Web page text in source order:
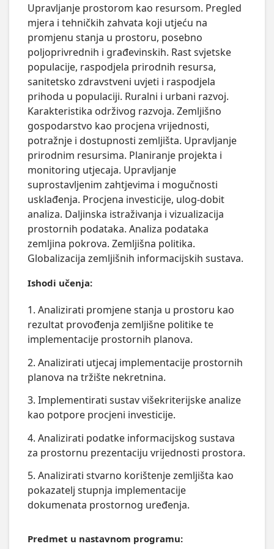
Upravljanje prostorom kao resursom. Pregled
mjera i tehničkih zahvata koji utjeću na
promjenu stanja u prostoru, posebno
poljoprivrednih i građevinskih. Rast svjetske
populacije, raspodjela prirodnih resursa,
sanitetsko zdravstveni uvjeti i raspodjela
prihoda u populaciji. Ruralni i urbani razvoj.
Karakteristika održivog razvoja. Zemljišno
gospodarstvo kao procjena vrijednosti,
potražnje i dostupnosti zemljišta. Upravljanje
prirodnim resursima. Planiranje projekta i
monitoring utjecaja. Upravljanje
suprostavljenim zahtjevima i mogučnosti
usklađenja. Procjena investicije, ulog-dobit
analiza. Daljinska istraživanja i vizualizacija
prostornih podataka. Analiza podataka
zemljina pokrova. Zemljišna politika.
Globalizacija zemljišnih informacijskih sustava.
Ishodi učenja:
1. Analizirati promjene stanja u prostoru kao
rezultat provođenja zemljišne politike te
implementacije prostornih planova.
2. Analizirati utjecaj implementacije prostornih
planova na tržište nekretnina.
3. Implementirati sustav višekriterijske analize
kao potpore procjeni investicije.
4. Analizirati podatke informacijskog sustava
za prostornu prezentaciju vrijednosti prostora.
5. Analizirati stvarno korištenje zemljišta kao
pokazatelj stupnja implementacije
dokumenata prostornog uređenja.
Predmet u nastavnom programu: